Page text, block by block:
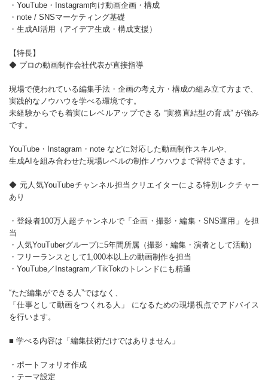
・YouTube・Instagram向け動画企画・構成
・note / SNSマーケティング基礎
・生成AI活用（アイデア生成・構成支援）
【特長】
◆ プロの動画制作会社代表が直接指導
現場で使われている編集手法・企画の考え方・構成の組み立て方まで、
実践的なノウハウを学べる環境です。
未経験からでも着実にレベルアップできる “実務直結型の育成” が強み
です。
YouTube・Instagram・note などに対応した動画制作スキルや、
生成AIを組み合わせた現場レベルの制作ノウハウまで習得できます。
◆ 元人気YouTubeチャンネル担当クリエイターによる特別レクチャー
あり
・登録者100万人超チャンネルで「企画・撮影・編集・SNS運用」を担
当
・人気YouTuberグループに5年間所属（撮影・編集・演者として活動）
・フリーランスとして1,000本以上の動画制作を担当
・YouTube／Instagram／TikTokのトレンドにも精通
“ただ編集ができる人”ではなく、
「仕事として動画をつくれる人」 になるための現場視点でアドバイス
を行います。
■ 学べる内容は「編集技術だけではありません」
・ポートフォリオ作成
・テーマ設定